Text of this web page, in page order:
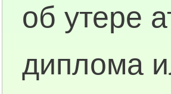
об утере
диплома